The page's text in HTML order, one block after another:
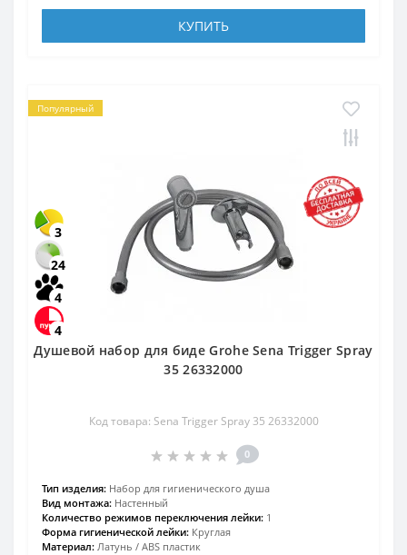
КУПИТЬ
Популярный
3
24
4
4
Душевой набор для биде Grohe Sena Trigger Spray
35 26332000
Код товара: Sena Trigger Spray 35 26332000
0
Тип изделия: Набор для гигиенического душа
Вид монтажа: Настенный
Количество режимов переключения лейки: 1
Форма гигиенической лейки: Круглая
Материал: Латунь / ABS пластик